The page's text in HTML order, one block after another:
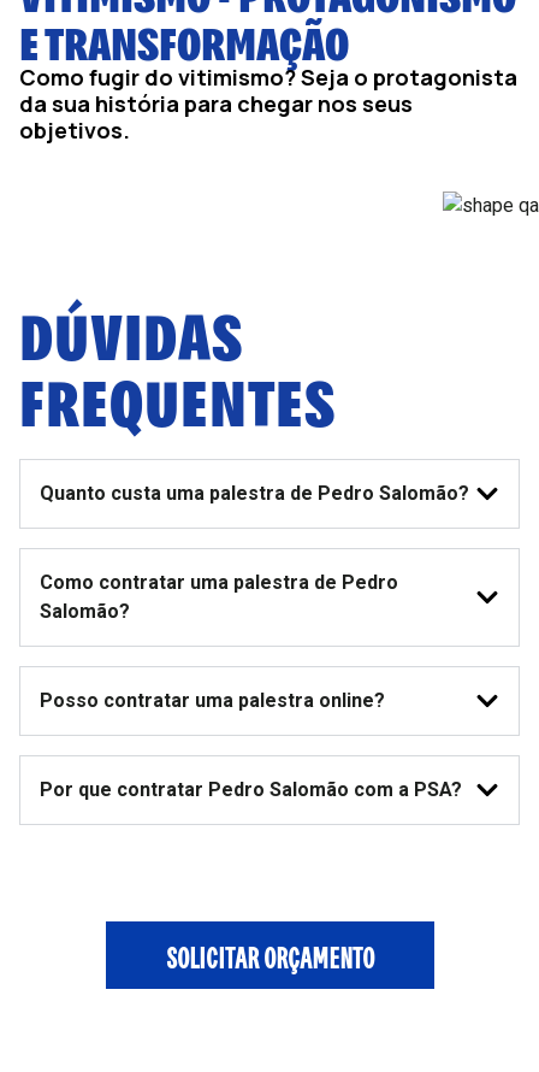
E TRANSFORMAÇÃO
Como fugir do vitimismo? Seja o protagonista
da sua história para chegar nos seus
objetivos.
DÚVIDAS
FREQUENTES
Quanto custa uma palestra de Pedro Salomão?
Como contratar uma palestra de Pedro
Salomão?
Posso contratar uma palestra online?
Por que contratar Pedro Salomão com a PSA?
SOLICITAR ORÇAMENTO